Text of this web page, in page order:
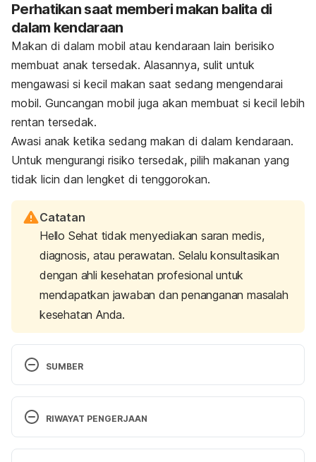
Perhatikan saat memberi makan balita di
dalam kendaraan
Makan di dalam mobil atau kendaraan lain berisiko
membuat anak tersedak. Alasannya, sulit untuk
mengawasi si kecil makan saat sedang mengendarai
mobil. Guncangan mobil juga akan membuat si kecil lebih
rentan tersedak.
Awasi anak ketika sedang makan di dalam kendaraan.
Untuk mengurangi risiko tersedak, pilih makanan yang
tidak licin dan lengket di tenggorokan.
Catatan
Hello Sehat tidak menyediakan saran medis,
diagnosis, atau perawatan. Selalu konsultasikan
dengan ahli kesehatan profesional untuk
mendapatkan jawaban dan penanganan masalah
kesehatan Anda.
SUMBER
What to feed young children. (2017). Retrieved 19
February 2020, from
https://www.nhs.uk/conditions/pregnancy-and-
RIWAYAT PENGERJAAN